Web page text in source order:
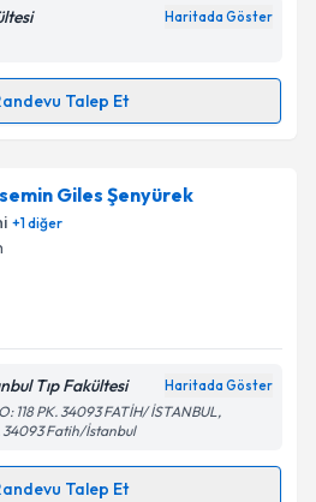
kabul ediyorum.
Talebini Gönder
Haritada Göster
Talep Et
Talebi
için randevu takvimi talebi
randevu almanız için bir
e-posta ile bilgilendireceğiz.
işlenmesine ilişkinAydınlatma
ve kişisel verilerimin belirtilen
Giles Şenyürek
+1diğer
Tıp Fakültesi Haritada Göster
118 PK. 34093 FATİH/ İSTANBUL,
34093 Fatih/İstanbul
Talep Et